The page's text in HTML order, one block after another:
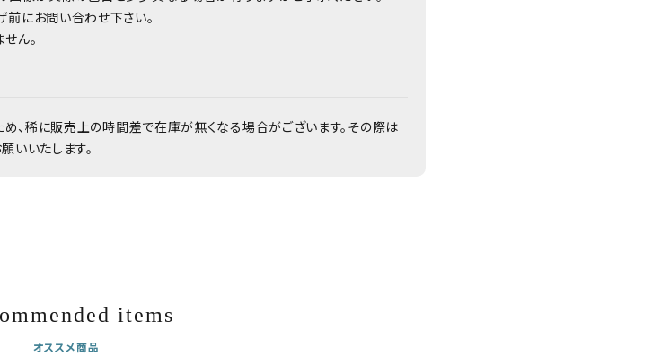
にお問い合わせ下さい。
ん。
、稀に販売上の時間差で在庫が無くなる場合がございます。その際は
いいたします。
items
オススメ商品